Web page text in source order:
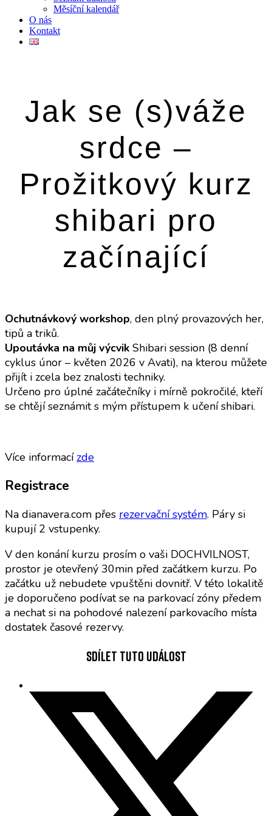
Měsíční kalendář
O nás
Kontakt
Jak se (s)váže
srdce –
Prožitkový kurz
shibari pro
začínající
Ochutnávkový workshop, den plný provazových her,
tipů a triků.
Upoutávka na můj výcvik Shibari session (8 denní
cyklus únor – květen 2026 v Avati), na kterou můžete
přijít i zcela bez znalosti techniky.
Určeno pro úplné začátečníky i mírně pokročilé, kteří
se chtějí seznámit s mým přístupem k učení shibari.
Více informací zde
Registrace
Na dianavera.com přes rezervační systém. Páry si
kupují 2 vstupenky.
V den konání kurzu prosím o vaši DOCHVILNOST,
prostor je otevřený 30min před začátkem kurzu. Po
začátku už nebudete vpuštěni dovnitř. V této lokalitě
je doporučeno podívat se na parkovací zóny předem
a nechat si na pohodové nalezení parkovacího místa
dostatek časové rezervy.
Sdílet tuto událost